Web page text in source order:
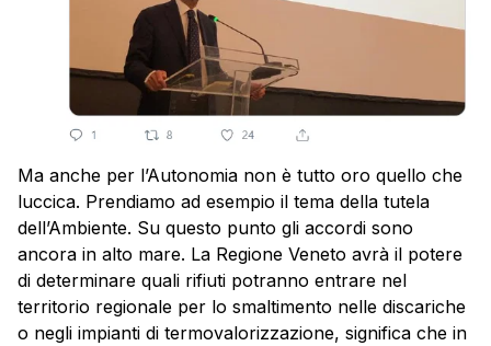
Ma anche per l’Autonomia non è tutto oro quello che
luccica. Prendiamo ad esempio il tema della tutela
dell’Ambiente. Su questo punto gli accordi sono
ancora in alto mare. La Regione Veneto avrà il potere
di determinare quali rifiuti potranno entrare nel
territorio regionale per lo smaltimento nelle discariche
o negli impianti di termovalorizzazione, significa che in